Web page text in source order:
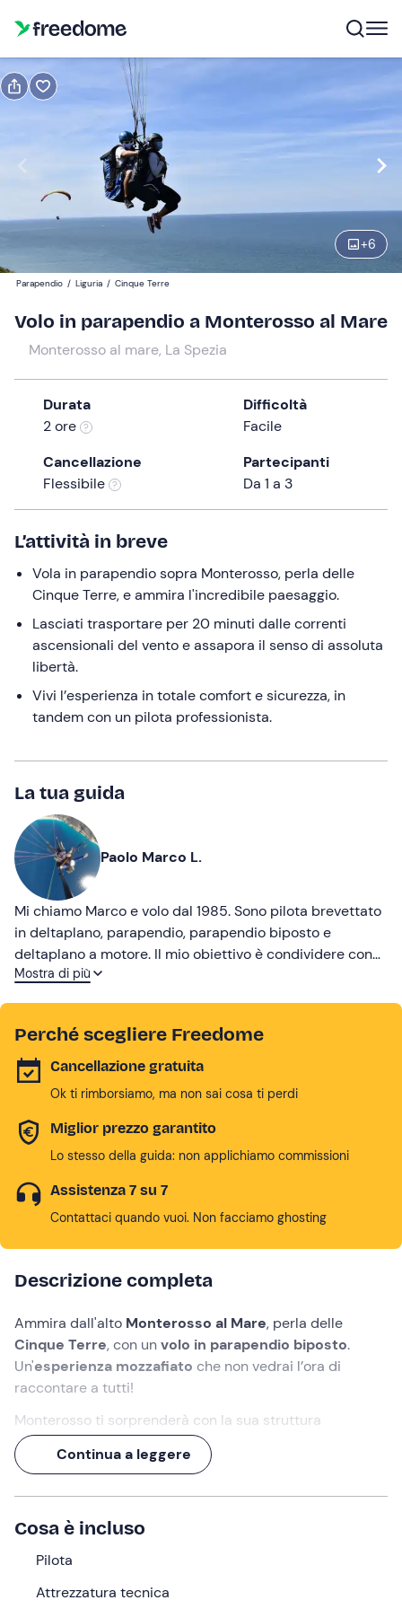
+6
Prenota
Navigate
forward
interact
with
the
calendar
and
date.
Press
mark
to
get
the
keyboard
shortcuts
changing
dates.
Modifica
10:00
140 €
1
Parapendio / Liguria / Cinque Terre
Volo in parapendio a Monterosso al Mare
Monterosso al mare, La Spezia
Durata
2 ore
Difficoltà
Facile
Cancellazione
Flessibile
Partecipanti
Da 1 a 3
L’attività in breve
Vola in parapendio sopra Monterosso, perla delle
Cinque Terre, e ammira l'incredibile paesaggio.
Lasciati trasportare per 20 minuti dalle correnti
ascensionali del vento e assapora il senso di assoluta
libertà.
Vivi l’esperienza in totale comfort e sicurezza, in
tandem con un pilota professionista.
La tua guida
Paolo Marco L.
Mi chiamo Marco e volo dal 1985. Sono pilota brevettato
in deltaplano, parapendio, parapendio biposto e
deltaplano a motore. Il mio obiettivo è condividere con
te la passione che mi accompagna da una vita: quella
Mostra di più
Perché scegliere Freedome
Cancellazione gratuita
Ok ti rimborsiamo, ma non sai cosa ti perdi
Miglior prezzo garantito
Lo stesso della guida: non applichiamo commissioni
Assistenza 7 su 7
Contattaci quando vuoi. Non facciamo ghosting
Descrizione completa
Ammira dall'alto Monterosso al Mare, perla delle
Cinque Terre, con unvolo in parapendio biposto.
Un'esperienza mozzafiato che non vedrai l’ora di
raccontare a tutti!
Monterosso ti sorprenderà con la sua struttura
arroccata e le sueincredibili coste
Dall’alto ne apprezzerai ancor di più
Volando con un
altro che goderti lo spettacolo panoramico sulle tipiche
casette colorate in tutta tranquillità e sicurezza. Non ti
Continua a leggere
Cosa è incluso
Pilota
Attrezzatura tecnica